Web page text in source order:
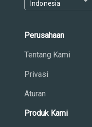
Indonesia
Perusahaan
Tentang Kami
Privasi
Aturan
Produk Kami